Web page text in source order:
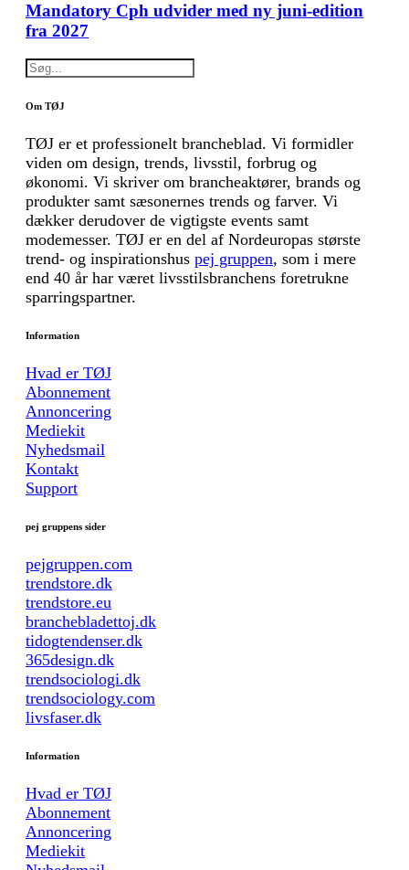
Mandatory Cph udvider med ny juni-edition
fra 2027
Om TØJ
TØJ er et professionelt brancheblad. Vi formidler
viden om design, trends, livsstil, forbrug og
økonomi. Vi skriver om brancheaktører, brands og
produkter samt sæsonernes trends og farver. Vi
dækker derudover de vigtigste events samt
modemesser. TØJ er en del af Nordeuropas største
trend- og inspirationshus pej gruppen, som i mere
end 40 år har været livsstilsbranchens foretrukne
sparringspartner.
Information
Hvad er TØJ
Abonnement
Annoncering
Mediekit
Nyhedsmail
Kontakt
Support
pej gruppens sider
pejgruppen.com
trendstore.dk
trendstore.eu
branchebladettoj.dk
tidogtendenser.dk
365design.dk
trendsociologi.dk
trendsociology.com
livsfaser.dk
Information
Hvad er TØJ
Abonnement
Annoncering
Mediekit